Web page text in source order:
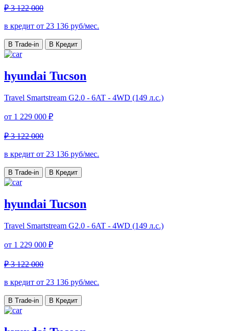
₽ 3 122 000
в кредит от 23 136 руб/мес.
В Trade-in В Кредит
hyundai Tucson
Travel Smartstream G2.0 - 6AT - 4WD (149 л.с.)
от 1 229 000 ₽
₽ 3 122 000
в кредит от 23 136 руб/мес.
В Trade-in В Кредит
hyundai Tucson
Travel Smartstream G2.0 - 6AT - 4WD (149 л.с.)
от 1 229 000 ₽
₽ 3 122 000
в кредит от 23 136 руб/мес.
В Trade-in В Кредит